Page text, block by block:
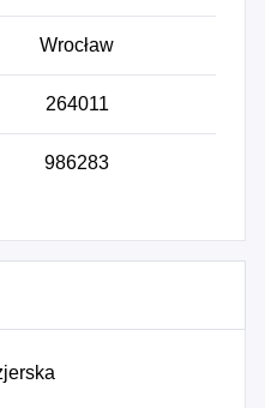
Wrocław
264011
986283